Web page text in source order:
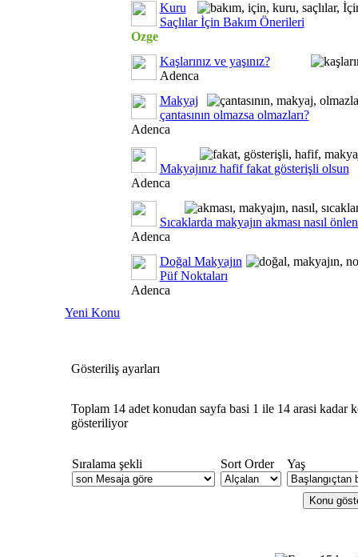
Kuru
Saçlılar İçin Bakım Önerileri
Ozge
Kaşlarınız ve yaşınız?
Adenca
Makyaj
çantasının olmazsa olmazları?
Adenca
Makyajınız hafif fakat gösterişli olsun
Adenca
Sıcaklarda makyajın akması nasıl
Adenca
Doğal Makyajın
Püf Noktaları
Adenca
Yeni Konu
Gösteriliş ayarları
Toplam 14 adet konudan sayfa basi 1 ile 14 arasi kadar
gösteriliyor
Sıralama şekli Sort Order Yaş